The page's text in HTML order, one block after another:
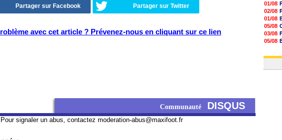
Partager sur Facebook Partager sur Twitter
avec cet article ? Prévenez-nous en cliquant sur ce lien
Communauté DISQUS
Pour signaler un abus, contactez moderation-abus@maxifoot.fr
01/08
02/08
01/08
05/08
03/08
05/08
03/08